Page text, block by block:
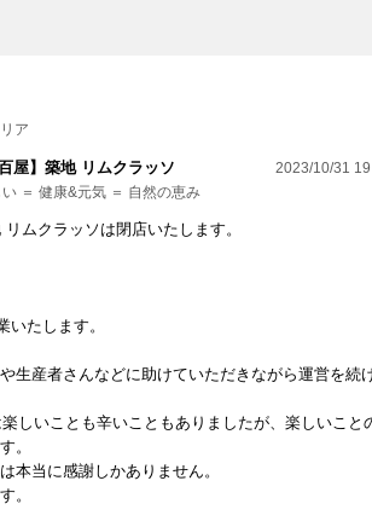
ア
屋】築地 リムクラッソ
＝ 健康&元気 ＝ 自然の恵み
2023/10/31
ムクラッソは閉店いたします。
いたします。
生産者さんなどに助けていただきながら運営を続
しいことも辛いこともありましたが、楽しいこと
。
本当に感謝しかありません。
。